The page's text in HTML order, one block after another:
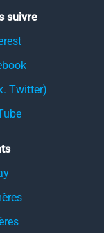
suivre
Twitter)